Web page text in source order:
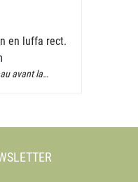
en luffa rect.
avant la…